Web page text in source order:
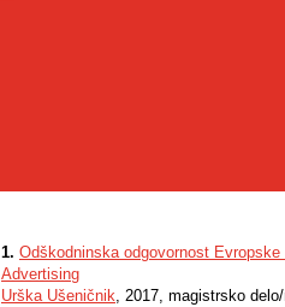
1. Odškodninska odgovornost
Advertising
Urška Ušeničnik, 2017, magistrsko